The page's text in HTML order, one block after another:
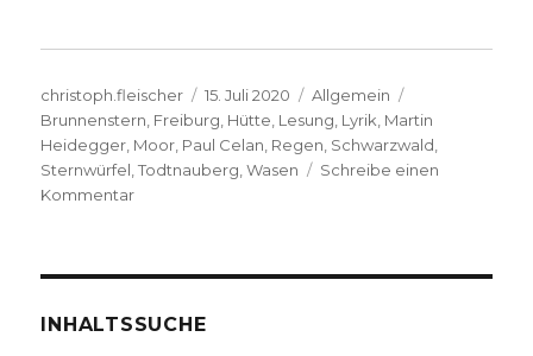
Autor
christoph.fleischer
Veröffentlicht
am
15. Juli 2020 Kategorien
Allgemein
Brunnenstern Freiburg Hütte Lesung Lyrik Martin
Heidegger Moor Paul Celan Regen Schwarzwald
Sternwürfel ,Todtnauberg ,Wasen
Schreibe einen
Kommentarzu
Rezension
INHALTSSUCHE